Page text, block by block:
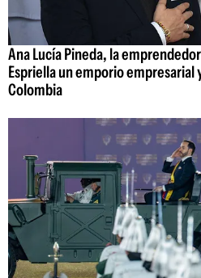
Ana Lucía Pineda, la
Espriella un emporio empresarial
Colombia